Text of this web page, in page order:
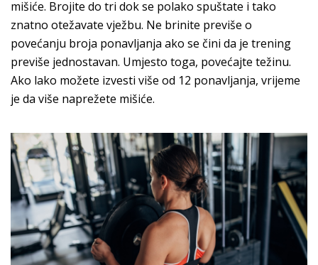
mišiće. Brojite do tri dok se polako spuštate i tako
znatno otežavate vježbu. Ne brinite previše o
povećanju broja ponavljanja ako se čini da je trening
previše jednostavan. Umjesto toga, povećajte težinu.
Ako lako možete izvesti više od 12 ponavljanja, vrijeme
je da više naprežete mišiće.